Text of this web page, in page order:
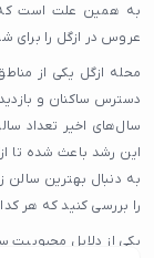
میکرودرم
اپیلاسیون
سالن
فیشیال
کاور ناخن
آرایشگاه
آرایشگاه
به همین علت است که
عروس در ازگل را برای
محله ازگل یکی از
دسترس ساکنان و
سال‌های اخیر تعداد
این رشد باعث شده تا
به دنبال بهترین سالن
را بررسی کنید که هر
یکی از دلایل